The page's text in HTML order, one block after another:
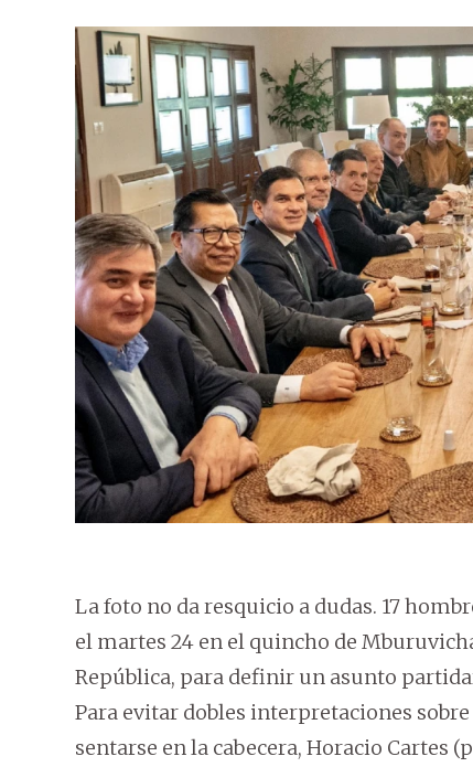
La foto no da resquicio a dudas. 17
el martes 24 en el quincho de
República, para definir un asunto
Para evitar dobles interpretaciones
sentarse en la cabecera, Horacio Cartes